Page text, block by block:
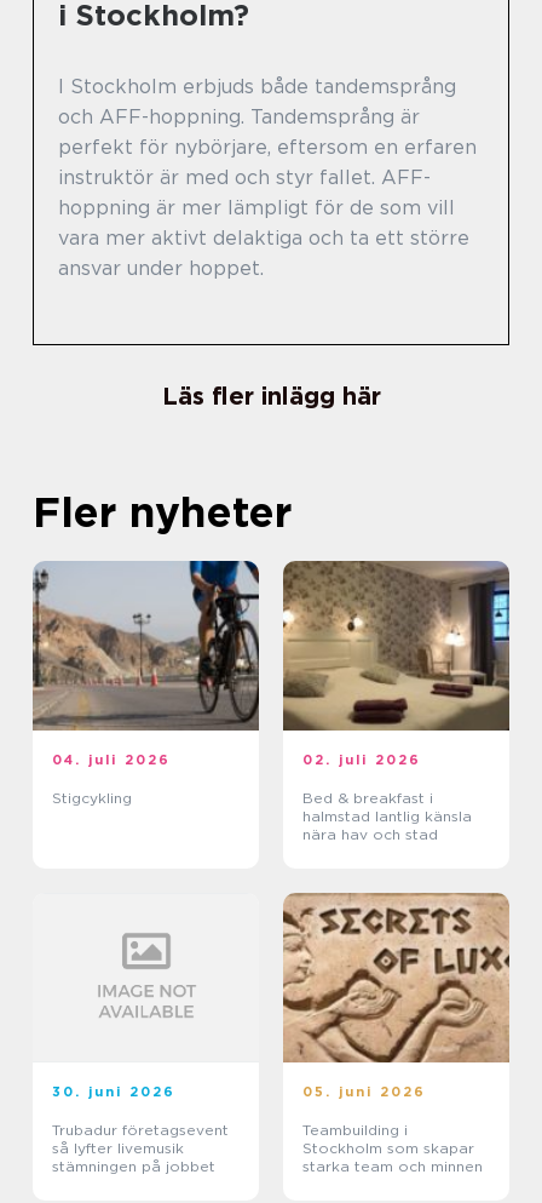
i Stockholm?
I Stockholm erbjuds både tandemsprång
och AFF-hoppning. Tandemsprång är
perfekt för nybörjare, eftersom en erfaren
instruktör är med och styr fallet. AFF-
hoppning är mer lämpligt för de som vill
vara mer aktivt delaktiga och ta ett större
ansvar under hoppet.
Läs fler inlägg här
Fler nyheter
04. juli 2026
Stigcykling
02. juli 2026
Bed & breakfast i
halmstad lantlig känsla
nära hav och stad
30. juni 2026
Trubadur företagsevent
så lyfter livemusik
stämningen på jobbet
05. juni 2026
Teambuilding i
Stockholm som skapar
starka team och minnen